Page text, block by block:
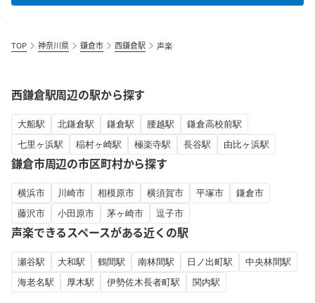
TOP 神奈川県 鎌倉市 西鎌倉駅 声楽
西鎌倉駅周辺の駅から探す
大船駅 北鎌倉駅 鎌倉駅 腰越駅
鎌倉高校前駅
七里ヶ浜駅
稲村ヶ崎駅 極楽寺駅 長谷駅 由比ヶ浜駅
鎌倉市周辺の市区町村から探す
横浜市 川崎市 相模原市 横須賀市 平塚市
鎌倉市
藤沢市
小田原市 茅ヶ崎市 逗子市
声楽できるスペースがある近くの駅
瀬谷駅 大和駅 鶴間駅 南林間駅 日ノ出町駅
中央林間駅
海老名駅
厚木駅 伊勢佐木長者町駅 関内駅